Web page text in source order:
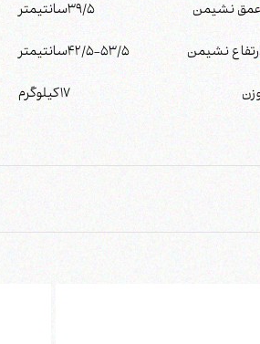
عمق نشیمن 39/5سانتیمتر
ارتفاع نشیمن 42/5-53/5سانتیمتر
17کیلوگرم